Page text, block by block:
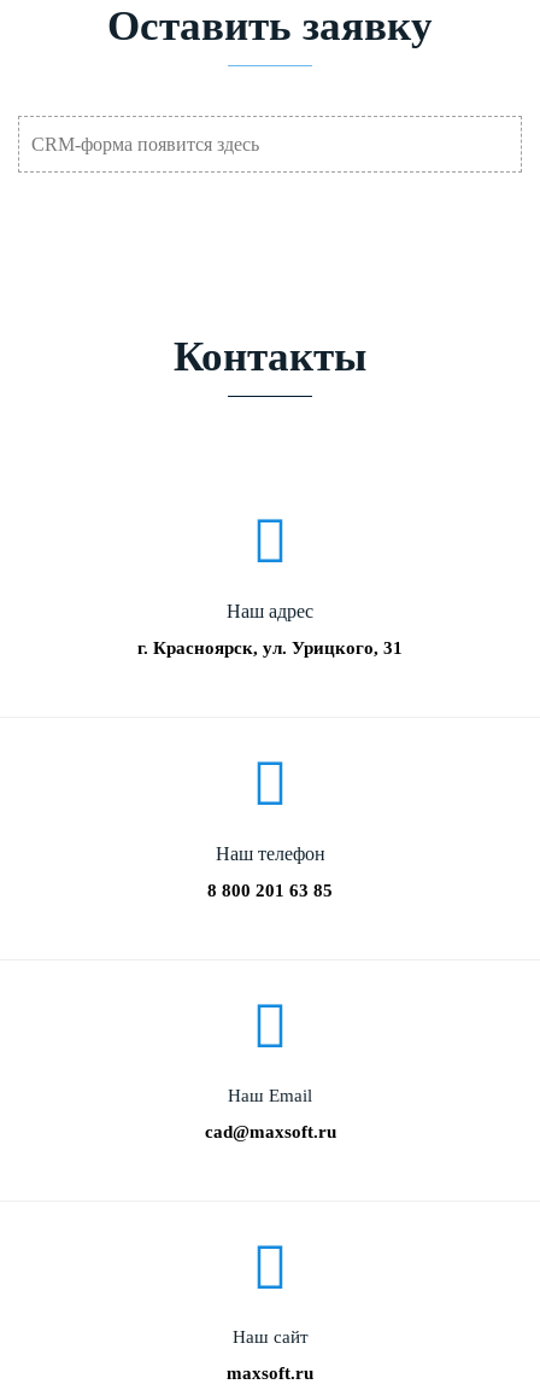
Оставить заявку
CRM-форма появится здесь
Контакты
Наш адрес
г. Красноярск, ул. Урицкого, 31
Наш телефон
8 800 201 63 85
Наш Email
cad@maxsoft.ru
Наш сайт
maxsoft.ru